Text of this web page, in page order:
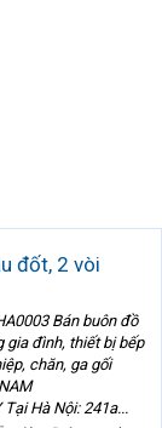
đốt, 2 vòi
Bán buôn đồ
gia đình, thiết bị bếp
chăn, ga gối
Tại Hà Nội: 241a...